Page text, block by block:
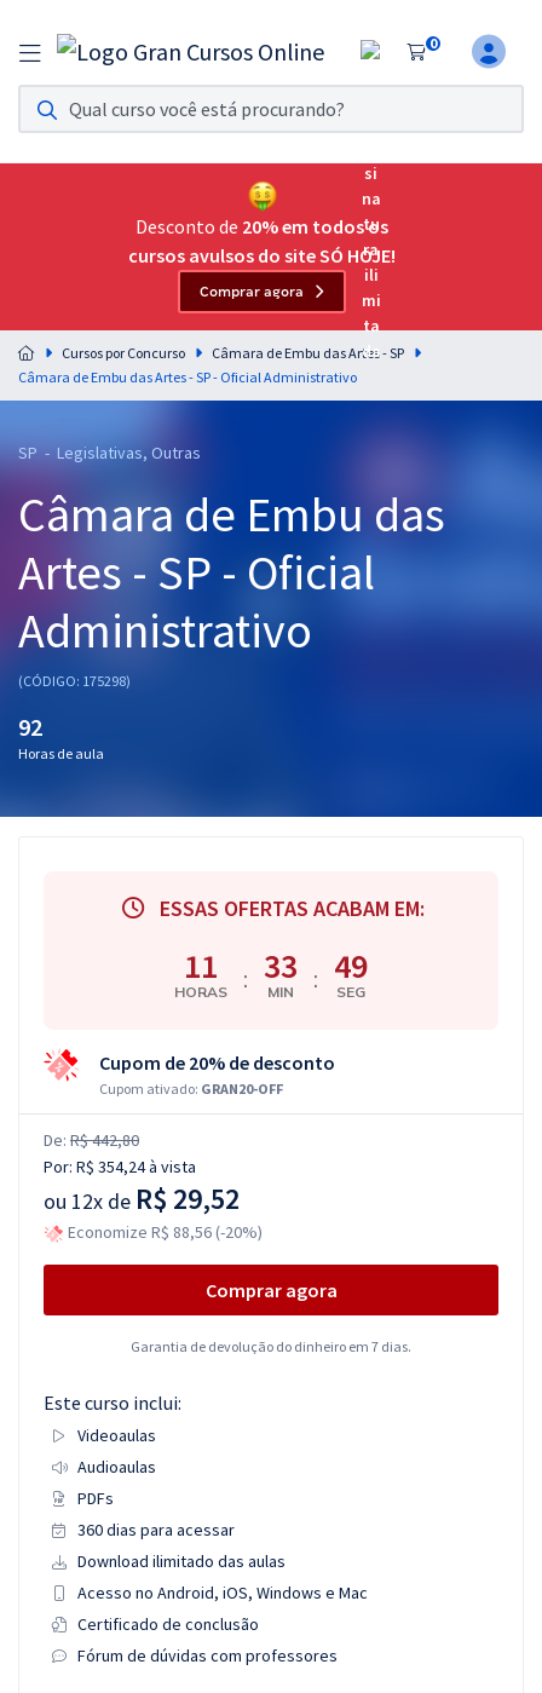
0
Assinatura Ilimitada 11
Acesso a todos os cursos. Teste grátis por 7 dias!
Assinatura OAB Até Passar
Acesso ilimitado a toda preparação para o Exame da
Residências Multiprofissionais
Preparação completa e intensiva para as principais
residências em saúde do Brasil
Cursos 20% OFF
Pós
Graduação
OAB
Mentorias
Desconto de 20% em todos os
cursos avulsos do site SÓ HOJE!
Comprar agora
Cursos por Concurso
Câmara de Embu das Artes - SP
Câmara de Embu das Artes - SP - Oficial Administrativo
SP - Legislativas, Outras
Câmara de Embu das
Artes - SP - Oficial
Administrativo
(CÓDIGO: 175298)
92
Horas de aula
ESSAS OFERTAS ACABAM EM:
11
HORAS : 33
MIN : 49
SEG
Cupom de 20% de desconto
Cupom ativado: GRAN20-OFF
De: R$ 442,80
Por: R$ 354,24à vista
ou 12x de R$ 29,52
Economize R$ 88,56 (-20%)
Comprar agora
Garantia de devolução do dinheiro em 7 dias.
Este curso inclui:
Videoaulas
Audioaulas
PDFs
360 dias para acessar
Download ilimitado das aulas
Acesso no Android, iOS, Windows e Mac
Certificado de conclusão
Fórum de dúvidas com professores